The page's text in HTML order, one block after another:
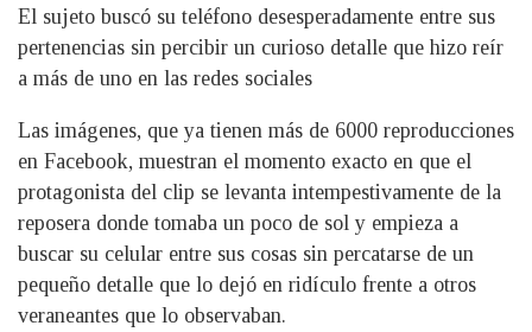
El sujeto buscó su teléfono desesperadamente entre sus
pertenencias sin percibir un curioso detalle que hizo reír
a más de uno en las redes sociales
Las imágenes, que ya tienen más de 6000 reproducciones
en Facebook, muestran el momento exacto en que el
protagonista del clip se levanta intempestivamente de la
reposera donde tomaba un poco de sol y empieza a
buscar su celular entre sus cosas sin percatarse de un
pequeño detalle que lo dejó en ridículo frente a otros
veraneantes que lo observaban.